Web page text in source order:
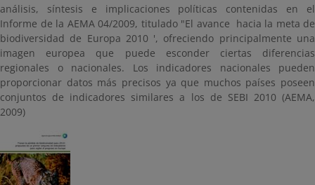
análisis, síntesis e implicaciones políticas contenidas en el
Informe de la AEMA 04/2009, titulado "El avance hacia la meta de
biodiversidad de Europa 2010 ', ofreciendo principalmente una
imagen europea que puede esconder ciertas diferencias
regionales o nacionales. Los indicadores nacionales pueden
proporcionar datos más precisos ya que muchos países poseen
conjuntos de indicadores similares a los de SEBI 2010 (AEMA,
2009)